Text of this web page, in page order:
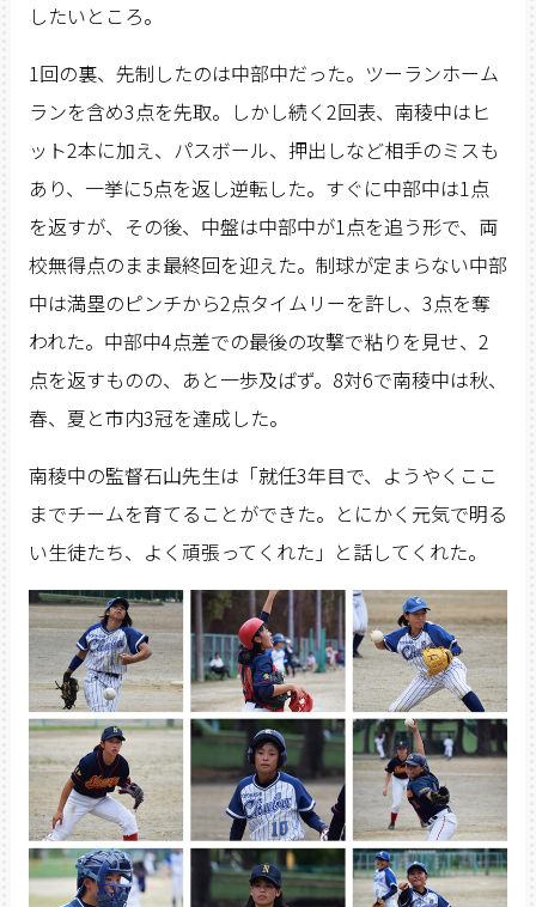
したいところ。
1回の裏、先制したのは中部中だった。ツーランホーム
ランを含め3点を先取。しかし続く2回表、南稜中はヒ
ット2本に加え、パスボール、押出しなど相手のミスも
あり、一挙に5点を返し逆転した。すぐに中部中は1点
を返すが、その後、中盤は中部中が1点を追う形で、両
校無得点のまま最終回を迎えた。制球が定まらない中部
中は満塁のピンチから2点タイムリーを許し、3点を奪
われた。中部中4点差での最後の攻撃で粘りを見せ、2
点を返すものの、あと一歩及ばず。8対6で南稜中は秋、
春、夏と市内3冠を達成した。
南稜中の監督石山先生は「就任3年目で、ようやくここ
までチームを育てることができた。とにかく元気で明る
い生徒たち、よく頑張ってくれた」と話してくれた。